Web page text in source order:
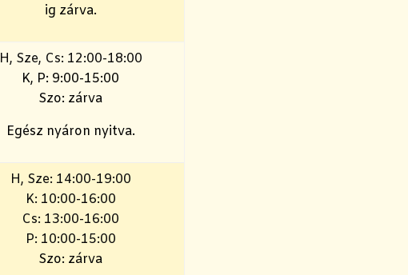
ig zárva.
H, Sze, Cs: 12:00-18:00
K, P: 9:00-15:00
Szo: zárva
Egész nyáron nyitva.
H, Sze: 14:00-19:00
K: 10:00-16:00
Cs: 13:00-16:00
P: 10:00-15:00
Szo: zárva